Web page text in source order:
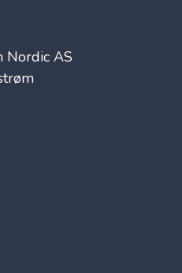
Nordic AS